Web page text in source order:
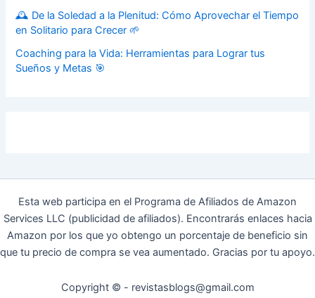
🕰️ De la Soledad a la Plenitud: Cómo Aprovechar el Tiempo
en Solitario para Crecer 🌱
Coaching para la Vida: Herramientas para Lograr tus
Sueños y Metas 🎯
Esta web participa en el Programa de Afiliados de Amazon
Services LLC (publicidad de afiliados). Encontrarás enlaces hacia
Amazon por los que yo obtengo un porcentaje de beneficio sin
que tu precio de compra se vea aumentado. Gracias por tu apoyo.
Copyright © - revistasblogs@gmail.com